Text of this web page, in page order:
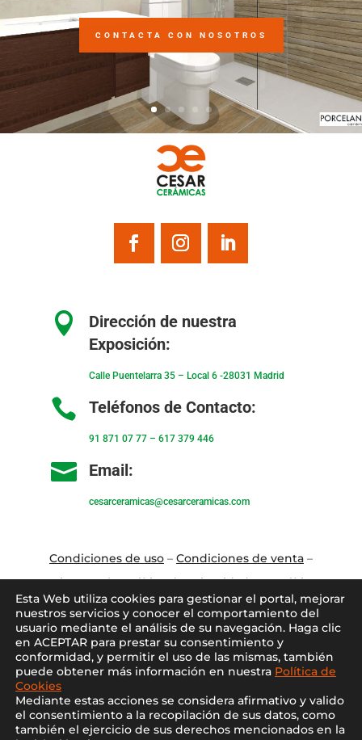
CONTACTA CON NOSOTROS

Dirección de nuestra
Exposición:
Calle Puentelarra 35 – Local 6 -28031 Madrid
 Teléfonos de Contacto:
91 871 07 77– 617 379 446
 Email:
cesarceramicas@cesarceramicas.com
Condiciones de uso– Condiciones de venta–
Aviso Legal–Política de privacidad –Política
de cookies
Blog–Contacto–Conócenos –Mi Cuenta
Esta Web utiliza cookies para gestionar el portal, mejorar
nuestros servicios y conocer el comportamiento del
usuario mediante el análisis de su navegación. Haga clic
en ACEPTAR para prestar su consentimiento y
conformidad, y permitir el uso de las mismas, también
puede obtener más información en nuestra Política de
Cookies
Mediante estas acciones se considera afirmativo y valido
el consentimiento a la recopilación de sus datos, como
también el ejercicio de sus derechos mencionados en la